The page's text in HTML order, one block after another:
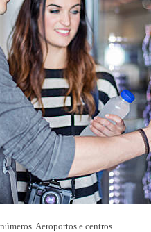
Aeroportos e centros